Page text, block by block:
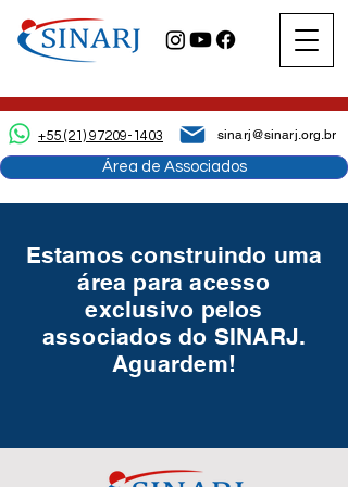
sinarj@sinarj.org.br
Área de Associados
+55 (21) 97209-1403
Estamos construindo uma
área para acesso
exclusivo pelos
associados do SINARJ.
Aguardem!